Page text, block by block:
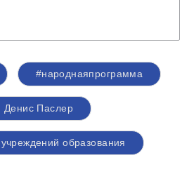
#народнаяпрограмма
Денис Паслер
образования